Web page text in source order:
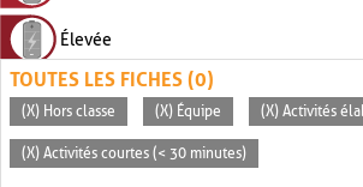
Élevée
TOUTES LES FICHES (0)
(X) Hors classe (X) Équipe (X) Activités
(X) Activités courtes (< 30 minutes)